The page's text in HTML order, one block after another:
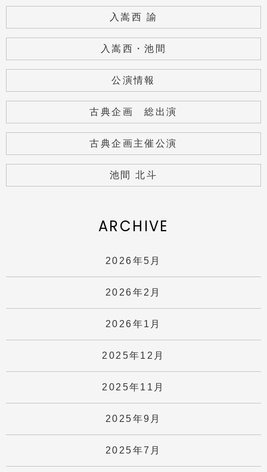
入嵩西 諭
入嵩西・池間
公演情報
古典企画 総出演
古典企画主催公演
池間 北斗
ARCHIVE
2026年5月
2026年2月
2026年1月
2025年12月
2025年11月
2025年9月
2025年7月